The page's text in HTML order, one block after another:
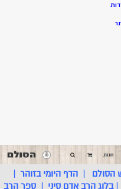
הסולם |הדף היומי בזוהר |
|בלוג הרב אדם סיני |ספר הרב